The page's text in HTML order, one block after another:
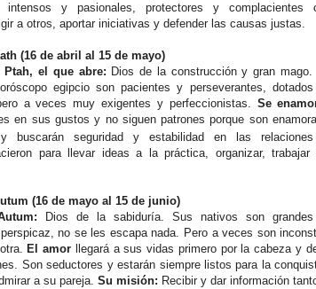
intensos y pasionales, protectores y
a otros, aportar iniciativas y defender las causas justas.
(16 de abril al 15 de mayo)
el que abre: Dios de la construcción y gran
egipcio son pacientes y perseverantes,
a veces muy exigentes y perfeccionistas. Se
en sus gustos y no siguen patrones porque son
buscarán seguridad y estabilidad en las relaciones
para llevar ideas a la práctica, organizar,
(16 de mayo al 15 de junio)
Dios de la sabiduría. Sus nativos son grandes
no se les escapa nada. Pero a veces son
El amor
llegará a sus vidas primero por la cabeza y
Son seductores y estarán siempre listos para la
a su pareja. Su misión: Recibir y dar información